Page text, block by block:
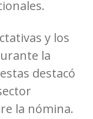
y los
la
destacó
la nómina.